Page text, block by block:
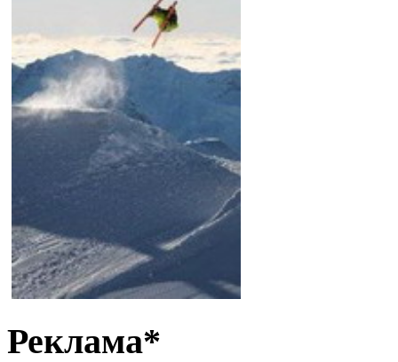
Реклама*